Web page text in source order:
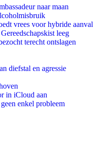
naar maan
vrees voor hybride aanval
leeg
terecht ontslagen
diefstal en agressie
in iCloud aan
enkel probleem